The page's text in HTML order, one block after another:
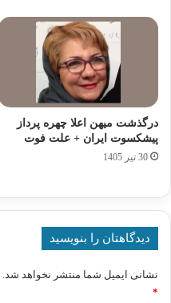
درگذشت میهن اعلا چهره پرداز
پیشکسوت ایران + علت فوت
30 تیر 1405
دیدگاهتان را بنویسید
نشانی ایمیل شما منتشر نخواهد شد.
*